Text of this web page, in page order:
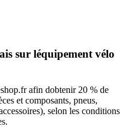
sur léquipement vélo
afin dobtenir 20 % de
et composants, pneus,
selon les conditions